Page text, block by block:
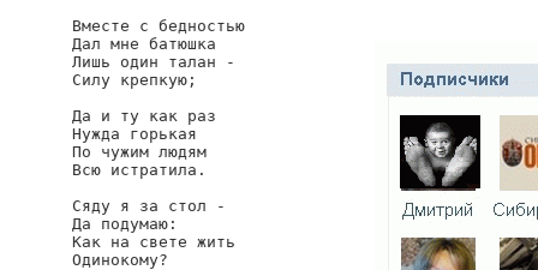
Вместе с бедностью
Дал мне батюшка
Лишь один талан -
Силу крепкую;
Да и ту как раз
Нужда горькая
По чужим людям
Всю истратила.
Сяду я за стол -
Да подумаю:
Как на свете жить
Одинокому?